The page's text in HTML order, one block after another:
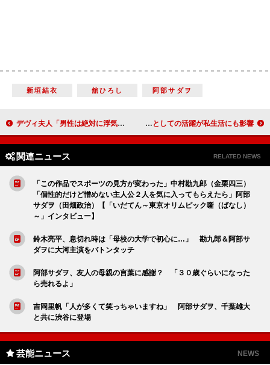
新垣結衣 舘ひろし 阿部サダヲ
デヴィ夫人「男性は絶対に浮気をする動物」 経験交えた婚活アドバイス 速水もこみち「スーパーで視線を感じます」 料理家としての活躍が私生活にも影響！？
関連ニュース RELATED NEWS
「この作品でスポーツの見方が変わった」中村勘九郎（金栗四三）
「個性的だけど憎めない主人公２人を気に入ってもらえたら」阿部
サダヲ（田畑政治）【「いだてん～東京オリムピック噺（ばなし）
～」インタビュー】
鈴木亮平、息切れ時は「母校の大学で初心に…」 勘九郎＆阿部サ
ダヲに大河主演をバトンタッチ
阿部サダヲ、友人の母親の言葉に感謝？ 「３０歳ぐらいになった
ら売れるよ」
吉岡里帆「人が多くて笑っちゃいますね」 阿部サダヲ、千葉雄大
と共に渋谷に登場
芸能ニュース NEWS